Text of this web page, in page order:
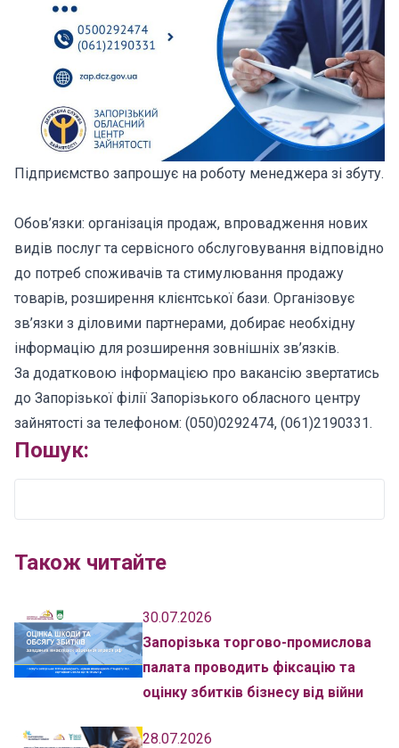
Підприємство запрошує на роботу менеджера зі збуту.
Обов’язки: організація продаж, впровадження нових
видів послуг та сервісного обслуговування відповідно
до потреб споживачів та стимулювання продажу
товарів, розширення клієнтської бази. Організовує
зв’язки з діловими партнерами, добирає необхідну
інформацію для розширення зовнішніх зв’язків.
За додатковою інформацією про вакансію звертатись
до Запорізької філії Запорізького обласного центру
зайнятості за телефоном: (050)0292474, (061)2190331.
Пошук:
Також читайте
30.07.2026
Запорізька торгово-промислова
палата проводить фіксацію та
оцінку збитків бізнесу від війни
28.07.2026